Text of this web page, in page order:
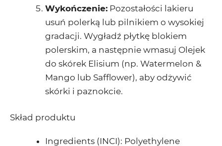
Wykończenie: Pozostałości lakieru
usuń polerką lub pilnikiem o wysokiej
gradacji. Wygładź płytkę blokiem
polerskim, a następnie wmasuj Olejek
do skórek Elisium (np. Watermelon &
Mango lub Safflower), aby odżywić
skórki i paznokcie.
Skład produktu
Ingredients (INCI): Polyethylene